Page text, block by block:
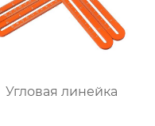
Угловая линейка